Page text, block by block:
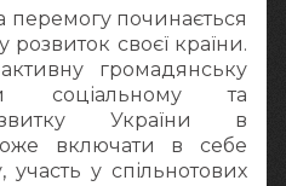
перемогу починається
розвиток своєї країни.
громадянську
соціальному та
України в
включати в себе
участь у спільнотових